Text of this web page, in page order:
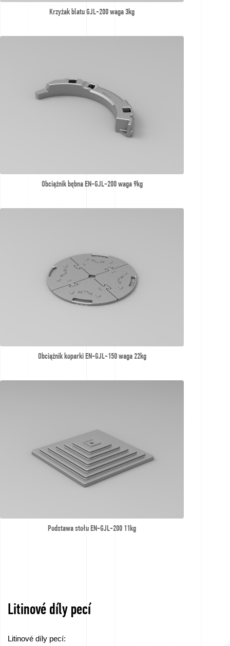
Krzyżak blatu GJL-200 waga 3kg
Obciążnik bębna EN-GJL-200 waga 9kg
Obciążnik koparki EN-GJL-150 waga 22kg
Podstawa stołu EN-GJL-200 11kg
Litinové díly pecí
Litinové díly pecí: